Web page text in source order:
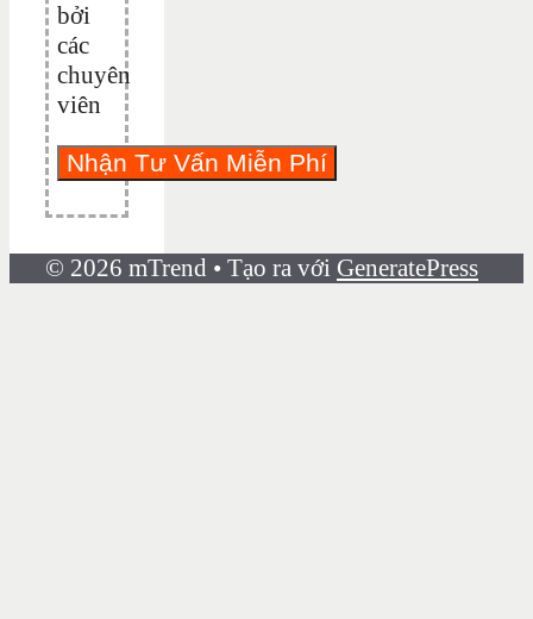
bởi
các
chuyên
viên
© 2026 mTrend • Tạo ra với GeneratePress